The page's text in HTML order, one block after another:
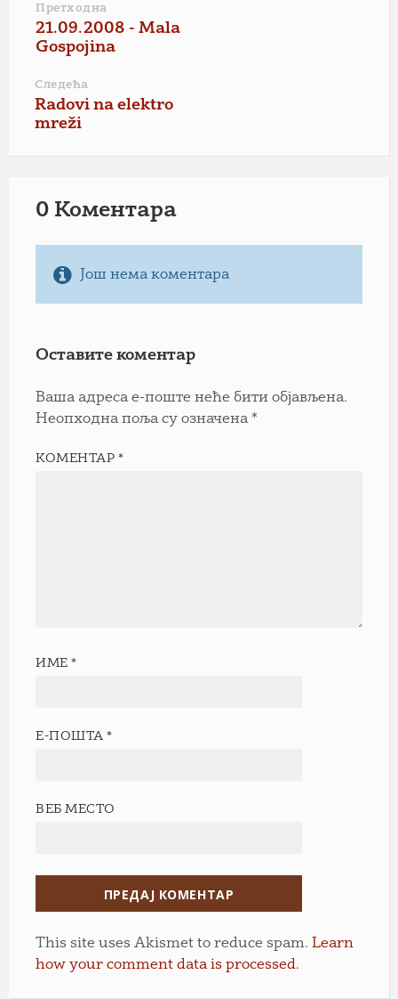
Претходна
21.09.2008 - Mala
Gospojina
Следећа
Radovi na elektro
mreži
0 Коментарa
Још нема коментара
Оставите коментар
Ваша адреса е-поште неће бити објављена.
Неопходна поља су означена *
КОМЕНТАР*
ИМЕ*
Е-ПОШТА*
ВЕБ МЕСТО
This site uses Akismet to reduce spam. Learn
how your comment data is processed.